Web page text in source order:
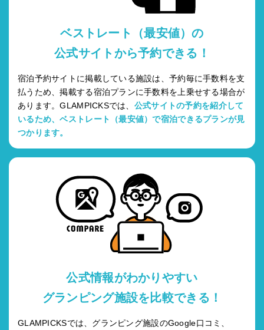
ベストレート（最安値）の
公式サイトから予約できる！
宿泊予約サイトに掲載している施設は、予約毎に手数料を支
払うため、掲載する宿泊プランに手数料を上乗せする場合が
あります。GLAMPICKSでは、 公式サイトの予約を紹介して
いるため、ベストレート（最安値）で宿泊できるプランが見
つかります。
公式情報がわかりやすい
グランピング施設を比較できる！
GLAMPICKSでは、グランピング施設のGoogle口コミ、